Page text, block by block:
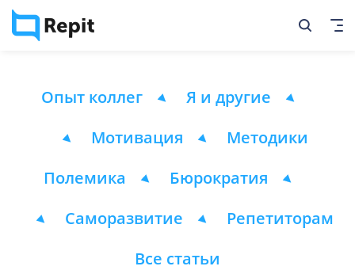
Опыт коллег
Я и другие
Мотивация
Методики
Полемика
Бюрократия
Саморазвитие
Репетиторам
Все статьи